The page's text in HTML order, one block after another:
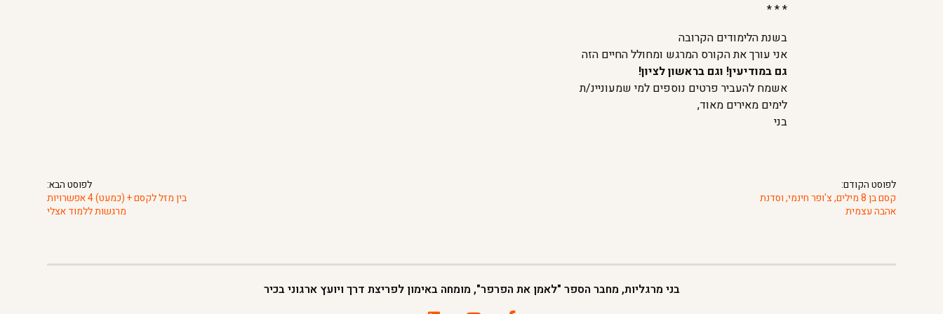
* * *
בשנת הלימודים הקרובה
אני עורך את הקורס המרגש ומחולל החיים הזה
גם במודיעין! וגם בראשון לציון!
אשמח להעביר פרטים נוספים למי שמעוניינ/ת
לימים מאירים מאוד,
בני
לפוסט הקודם:
קסם בן 8 מילים, צ'ופר חינמי, וסדנת
אהבה עצמית
לפוסט הבא:
בין מזל לקסם + (כמעט) 4 אפשרויות
מרגשות ללמוד אצלי
בני מרגליות, מחבר הספר "לאמן את הפרפר", מומחה באימון לפריצת דרך ויועץ ארגוני בכיר